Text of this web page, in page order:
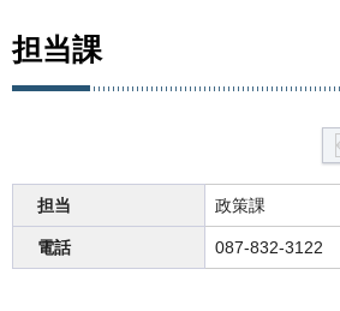
担当課
担当 政策課
電話 087-832-3122